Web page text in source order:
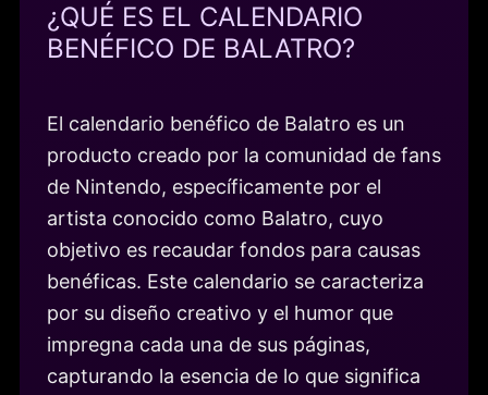
¿QUÉ ES EL CALENDARIO
BENÉFICO DE BALATRO?
El calendario benéfico de Balatro es un
producto creado por la comunidad de fans
de Nintendo, específicamente por el
artista conocido como Balatro, cuyo
objetivo es recaudar fondos para causas
benéficas. Este calendario se caracteriza
por su diseño creativo y el humor que
impregna cada una de sus páginas,
capturando la esencia de lo que significa